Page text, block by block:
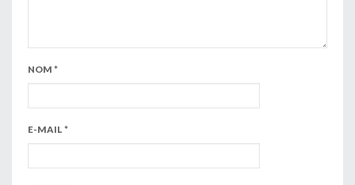
NOM *
E-MAIL *